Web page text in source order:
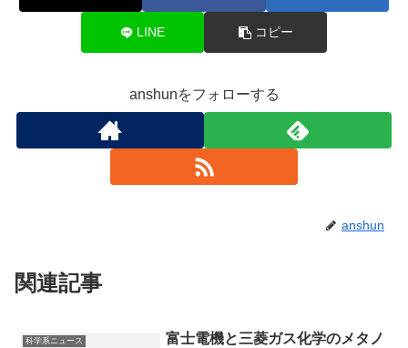
LINE コピー
anshunをフォローする
anshun
関連記事
科学系ニュース
富士電機と三菱ガス化学のメタノ